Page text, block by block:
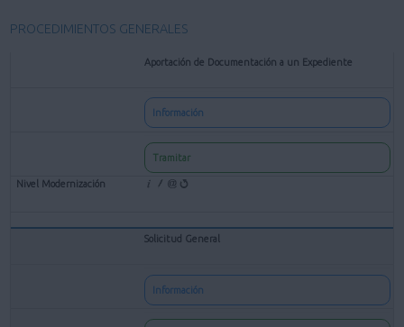
PROCEDIMIENTOS GENERALES
Aportación de Documentación a un Expediente
Información
Tramitar
Solicitud General
Información